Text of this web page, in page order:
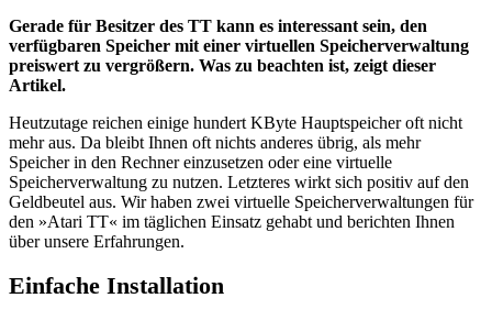
Gerade für Besitzer des TT kann es interessant sein, den
verfügbaren Speicher mit einer virtuellen Speicherverwaltung
preiswert zu vergrößern. Was zu beachten ist, zeigt dieser
Artikel.
Heutzutage reichen einige hundert KByte Hauptspeicher oft nicht
mehr aus. Da bleibt Ihnen oft nichts anderes übrig, als mehr
Speicher in den Rechner einzusetzen oder eine virtuelle
Speicherverwaltung zu nutzen. Letzteres wirkt sich positiv auf den
Geldbeutel aus. Wir haben zwei virtuelle Speicherverwaltungen für
den »Atari TT« im täglichen Einsatz gehabt und berichten Ihnen
über unsere Erfahrungen.
Einfache Installation